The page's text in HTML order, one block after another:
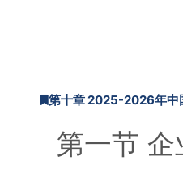
第十章 2025-2026年中
第一节 企